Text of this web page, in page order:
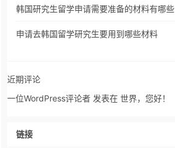
韩国研究生留学申请需要准备的材料有哪些
申请去韩国留学研究生要用到哪些材料
近期评论
一位WordPress评论者 发表在 世界，您好！
链接